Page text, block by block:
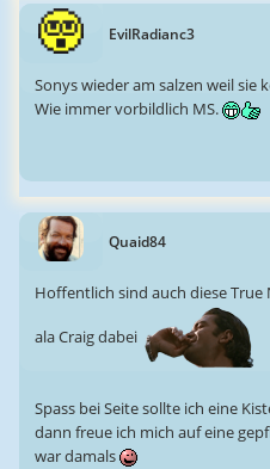
EvilRadianc3
Sonys wieder am salzen weil sie
Wie immer vorbildlich MS.
Quaid84
Hoffentlich sind auch diese
ala Craig dabei
Spass bei Seite sollte ich eine
dann freue ich mich auf eine
war damals